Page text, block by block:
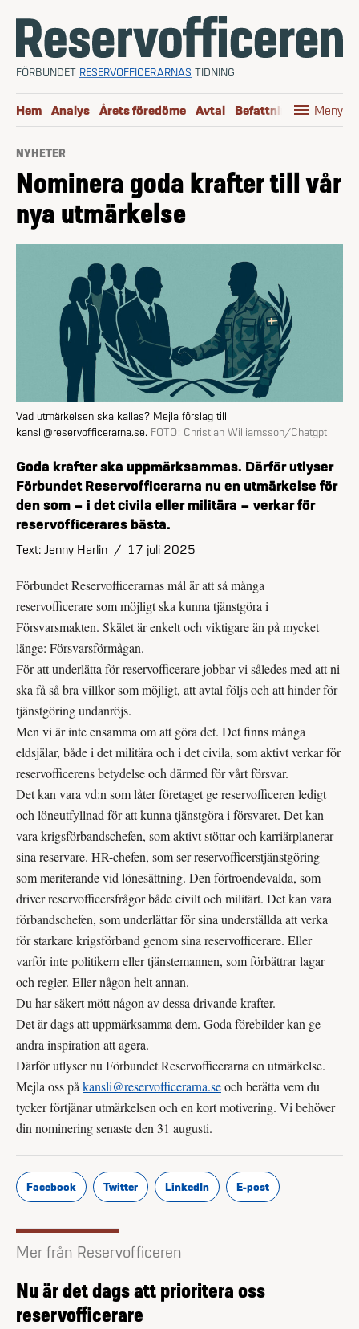
FÖRBUNDET RESERVOFFICERARNAS TIDNING
Hem Analys Årets föredöme Avtal Befattningen
menu Meny
NYHETER
Nominera goda krafter till vår
nya utmärkelse
Vad utmärkelsen ska kallas? Mejla förslag till
kansli@reservofficerarna.se. FOTO: Christian Williamsson/Chatgpt
Goda krafter ska uppmärksammas. Därför utlyser
Förbundet Reservofficerarna nu en utmärkelse för
den som – i det civila eller militära – verkar för
reservofficerares bästa.
Text: Jenny Harlin / 17 juli 2025
Förbundet Reservofficerarnas mål är att så många
reservofficerare som möjligt ska kunna tjänstgöra i
Försvarsmakten. Skälet är enkelt och viktigare än på mycket
länge: Försvarsförmågan.
För att underlätta för reservofficerare jobbar vi således med att ni
ska få så bra villkor som möjligt, att avtal följs och att hinder för
tjänstgöring undanröjs.
Men vi är inte ensamma om att göra det. Det finns många
eldsjälar, både i det militära och i det civila, som aktivt verkar för
reservofficerens betydelse och därmed för vårt försvar.
Det kan vara vd:n som låter företaget ge reserv­officeren ledigt
och löne­utfyllnad för att kunna tjänstgöra i försvaret. Det kan
vara krigsförbandschefen, som aktivt stöttar och karriärplanerar
sina reservare. HR-chefen, som ser reservofficers­tjänstgöring
som meriterande vid lönesättning. Den förtroendevalda, som
driver reservofficersfrågor både civilt och militärt. Det kan vara
förbandschefen, som underlättar för sina underställda att verka
för starkare krigsförband genom sina reservofficerare. Eller
varför inte politikern eller tjänstemannen, som förbättrar lagar
och regler. Eller någon helt annan.
Du har säkert mött någon av dessa drivande krafter.
Det är dags att uppmärksamma dem. Goda förebilder kan ge
andra inspiration att agera.
Därför utlyser nu Förbundet Reservofficerarna en utmärkelse.
Mejla oss på kansli@reserv­officerarna.seoch berätta vem du
tycker förtjänar utmärkelsen och en kort motivering. Vi behöver
din nominering senaste den 31 augusti.
Facebook Twitter LinkedIn E-post
Mer från Reservofficeren
Nu är det dags att prioritera oss
reservofficerare